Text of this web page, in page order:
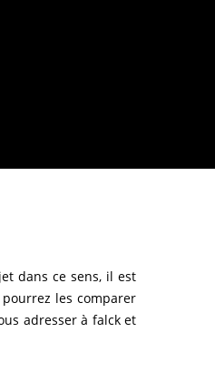
dans ce sens, il est
les comparer
adresser à falck et